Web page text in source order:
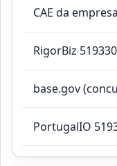
CAE da
RigorBiz
base.gov
PortugalIO